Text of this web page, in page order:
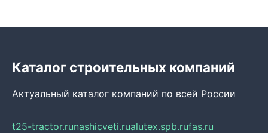
Каталог строительных компаний
Актуальный каталог компаний по всей России
t25-tractor.runashicveti.rualutex.spb.rufas.ru